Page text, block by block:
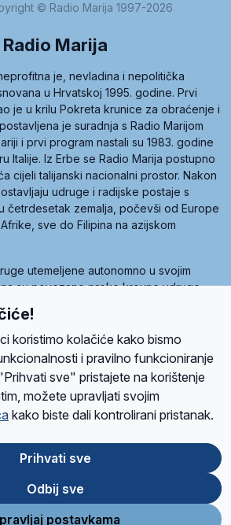
© Radio Marija 1997-2026
Radio Marija
je, nevladina i nepolitička
u Hrvatskoj 1995. godine. Prvi
je u krilu Pokreta krunice za obraćenje i
je suradnja s Radio Marijom
i prvi program nastali su 1983. godine
Italije. Iz Erbe se Radio Marija postupno
cijeli talijanski nacionalni prostor. Nakon
udruge i radijske postaje s
četrdesetak zemalja, počevši od Europe
sve do Filipina na azijskom
utemeljene autonomno u svojim
su povezane preko krovne udruge
obitelj utemeljilo je sedam članica, među
Radio Marija.
VolonteriPrijateljiKontaktPravila privatnosti
Google reCAPTCHA sustavom
Google
Play
koristimo kolačiće kako bismo
i pravilno funkcioniranje
sve" pristajete na korištenje
možete upravljati svojim
kako biste dali kontrolirani pristanak.
Prihvati sve
Odbij sve
postavkama